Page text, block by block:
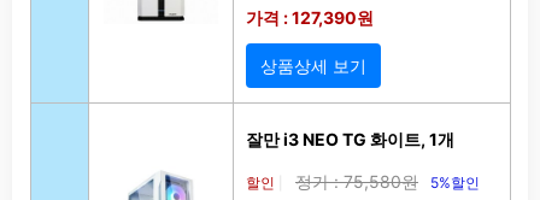
가격 : 127,390원
상품상세 보기
잘만 i3 NEO TG 화이트, 1개
할인 정가 : 75,580원
5%할인